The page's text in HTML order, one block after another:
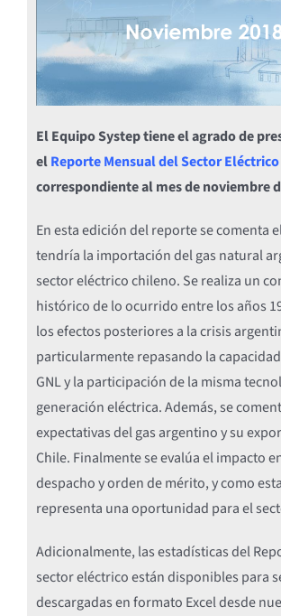
El Equipo Systep tiene el agrado de
elReporte Mensual del Sector Eléctrico
correspondiente al mes de noviembre
En esta edición del reporte se comenta
tendría la importación del gas natural
sector eléctrico chileno. Se realiza un
histórico de lo ocurrido entre los años
los efectos posteriores a la crisis
particularmente repasando la
GNL y la participación de la misma
generación eléctrica. Además, se
expectativas del gas argentino y su
Chile. Finalmente se evalúa el impacto
despacho y orden de mérito, y como
representa una oportunidad para el
Adicionalmente, las estadísticas del
sector eléctrico están disponibles para
descargadas en formato Excel desde